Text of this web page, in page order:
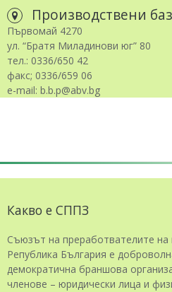
Производствени
Първомай 4270
ул. “Братя Миладинови юг” 80
тел.: 0336/650 42
факс; 0336/659 06
e-mail: b.b.p@abv.bg
Какво е СППЗ
Съюзът на преработвателите на
Република България е
демократична браншова
членове – юридически лица и